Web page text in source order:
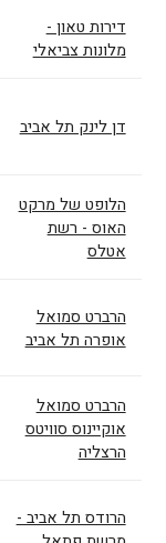
דירות טאון -
מלונות צביאלי
דן לינק תל אביב
הלופט של מרקט
האוס - רשת
אטלס
הרברט סמואל
אופרה תל אביב
הרברט סמואל
אוקיינוס סוויטס
הרצליה
הרודס תל אביב -